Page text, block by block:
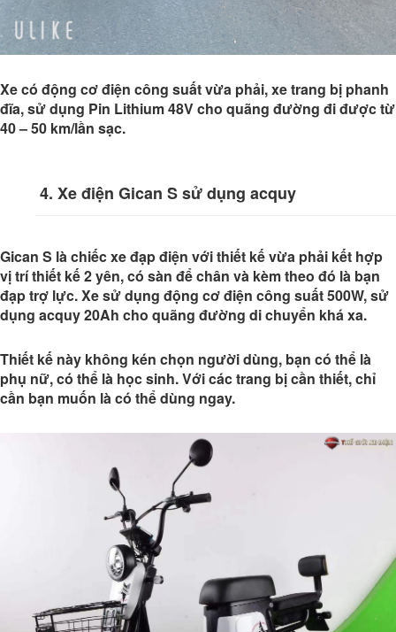
Xe có động cơ điện công suất vừa phải, xe trang bị phanh
đĩa, sử dụng Pin Lithium 48V cho quãng đường đi được từ
40 – 50 km/lần sạc.
4. Xe điện Gican S sử dụng acquy
Gican S là chiếc xe đạp điện với thiết kế vừa phải kết hợp
vị trí thiết kế 2 yên, có sàn để chân và kèm theo đó là bạn
đạp trợ lực. Xe sử dụng động cơ điện công suất 500W, sử
dụng acquy 20Ah cho quãng đường di chuyển khá xa.
Thiết kế này không kén chọn người dùng, bạn có thể là
phụ nữ, có thể là học sinh. Với các trang bị cần thiết, chỉ
cần bạn muốn là có thể dùng ngay.